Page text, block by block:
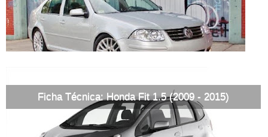
Ficha Técnica: Honda Fit 1.5 (2009 - 2015)